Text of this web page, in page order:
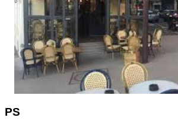
PS